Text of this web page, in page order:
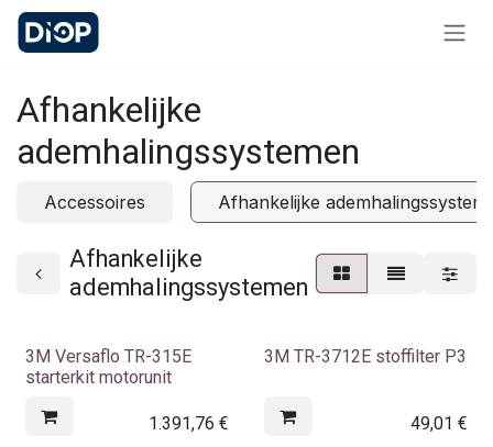
Overslaan naar inhoud
Afhankelijke
ademhalingssystemen
Accessoires Afhankelijke
Afhankelijke
ademhalingssystemen
3M Versaflo TR-315E
starterkit motorunit
1.391,76 €
3M TR-3712E stoffilter P3
49,01 €